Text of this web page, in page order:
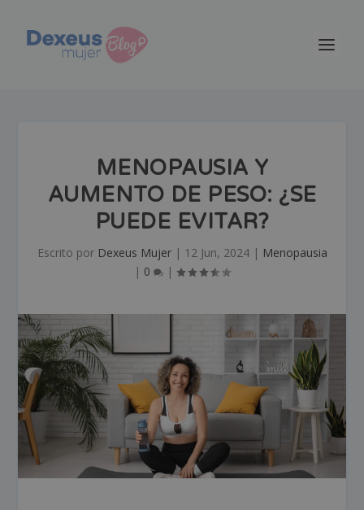
MENOPAUSIA Y
AUMENTO DE PESO: ¿SE
PUEDE EVITAR?
Escrito por Dexeus Mujer| 12 Jun, 2024| Menopausia
| 0 |